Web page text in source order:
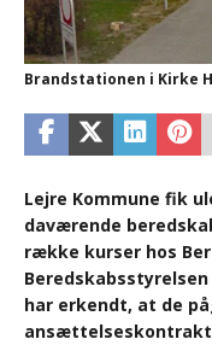
Brandstationen i Kirke
Lejre Kommune fik
daværende
række kurser hos
har erkendt, at de
ansættelseskontrakt